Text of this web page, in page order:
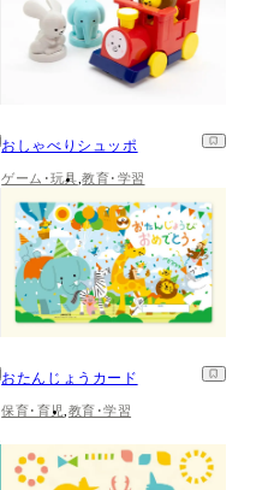
おしゃべりシュッポ
ゲーム･玩具 教育･学習
おたんじょうカード
保育･育児 教育･学習